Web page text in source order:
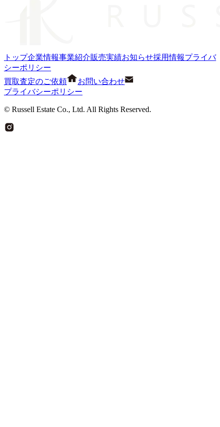
トップ企業情報事業紹介販売実績お知らせ採用情報プライバ
シーポリシー
買取査定のご依頼
お問い合わせ
プライバシーポリシー
© Russell Estate Co., Ltd. All Rights Reserved.